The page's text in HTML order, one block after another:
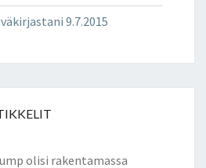
9.7.2015
olisi rakentamassa